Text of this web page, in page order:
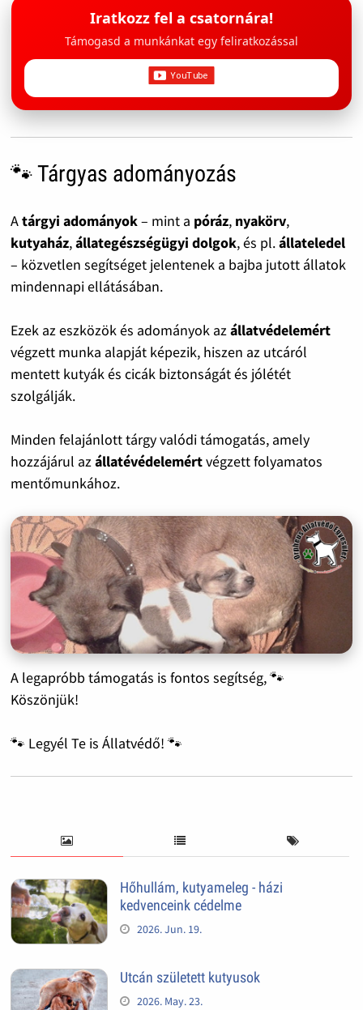
Iratkozz fel a csatornára!
Támogasd a munkánkat egy feliratkozással
🐾 Tárgyas adományozás
Atárgyi adományok– mint a póráz, nyakörv,
kutyaház,állategészségügyi dolgok, és pl.állateledel
– közvetlen segítséget jelentenek a bajba jutott állatok
mindennapi ellátásában.
Ezek az eszközök és adományok azállatvédelemért
végzett munka alapját képezik, hiszen az utcáról
mentett kutyák és cicák biztonságát és jólétét
szolgálják.
Minden felajánlott tárgy valódi támogatás, amely
hozzájárul azállatévédelemértvégzett folyamatos
mentőmunkához.
A legapróbb támogatás is fontos segítség, 🐾
Köszönjük!
🐾 Legyél Te is Állatvédő! 🐾
Hőhullám, kutyameleg - házi
kedvenceink cédelme
2026. Jun. 19.
Utcán született kutyusok
2026. May. 23.